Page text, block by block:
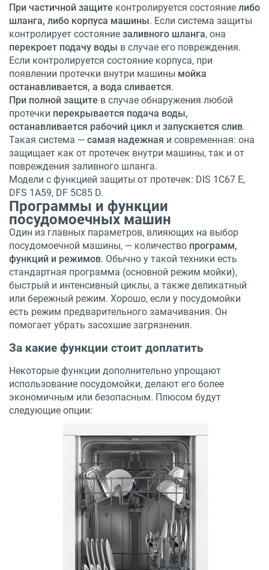
При частичной защите контролируется состояние либо
шланга, либо корпуса машины. Если система защиты
контролирует состояние заливного шланга, она
перекроет подачу воды в случае его повреждения.
Если контролируется состояние корпуса, при
появлении протечки внутри машины мойка
останавливается, а вода сливается.
При полной защите в случае обнаружения любой
протечки перекрывается подача воды,
останавливается рабочий цикл и запускается слив.
Такая система — самая надежная и современная: она
защищает как от протечек внутри машины, так и от
повреждения заливного шланга.
Модели с функцией защиты от протечек: DIS 1C67 E,
DFS 1A59, DF 5C85 D.
Программы и функции
посудомоечных машин
Один из главных параметров, влияющих на выбор
посудомоечной машины, — количество программ,
функций и режимов. Обычно у такой техники есть
стандартная программа (основной режим мойки),
быстрый и интенсивный циклы, а также деликатный
или бережный режим. Хорошо, если у посудомойки
есть режим предварительного замачивания. Он
помогает убрать засохшие загрязнения.
За какие функции стоит доплатить
Некоторые функции дополнительно упрощают
использование посудомойки, делают его более
экономичным или безопасным. Плюсом будут
следующие опции: